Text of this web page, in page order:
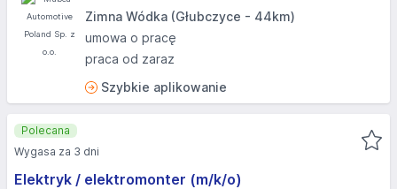
Zimna Wódka (Głubczyce - 44km)
umowa o pracę
praca od zaraz
Szybkie aplikowanie
Elektryk / elektromonter (m/k/o)
Polecana
Wygasa za 3 dni